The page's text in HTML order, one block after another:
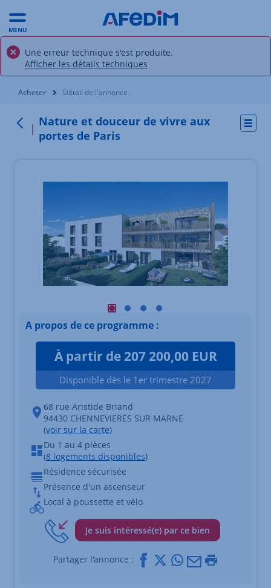
MENU
Une erreur technique s'est produite.
Afficher les détails techniques
Vous êtes ici:
Acheter Détail de l'annonce
Retour
Nature et douceur de vivre aux
portes de Paris
Visuel principal mobile Afficher
Visuel principal mobile Afficher
Visuel principal mobile
Visuel principal mobile
A propos de ce programme :
À partir de 207 200,00 EUR
Disponible dès le 1er trimestre 2027
68 rue Aristide Briand
94430 CHENNEVIERES SUR MARNE
(voir sur la carte)
Du 1 au 4 pièces
(8 logements disponibles)
Résidence sécurisée
Présence d'un ascenseur
Local à poussette et vélo
Je suis intéressé(e) par ce bien
Partager l'annonce : Facebook
X Whatsapp
Mail